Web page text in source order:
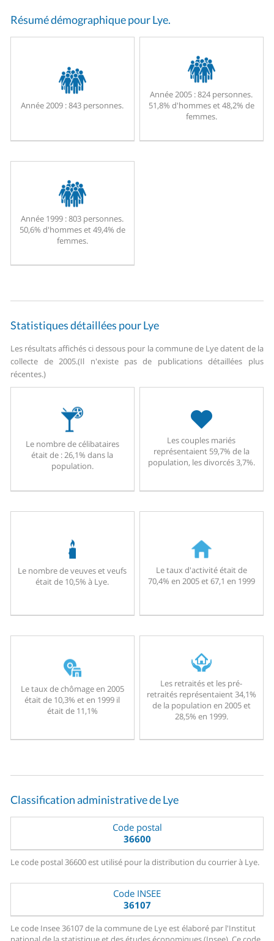
Résumé démographique pour Lye.
Année 2009 :843 personnes.
Année 2005 :824 personnes.
51,8% d'hommes et 48,2% de
femmes.
Année 1999 :803 personnes.
50,6% d'hommes et 49,4% de
femmes.
Statistiques détaillées pour Lye
Les résultats affichés ci dessous pour la commune de Lye datent de la
collecte de 2005.(Il n'existe pas de publications détaillées plus
récentes.)
Le nombre de célibataires
était de : 26,1% dans la
population.
Les couples mariés
représentaient 59,7% de la
population, les divorcés 3,7%.
Le nombre de veuves et veufs
était de 10,5% à Lye.
Le taux d'activité était de
70,4% en 2005 et 67,1 en 1999
Le taux de chômage en 2005
était de 10,3% et en 1999 il
était de 11,1%
Les retraités et les pré-
retraités représentaient 34,1%
de la population en 2005 et
28,5% en 1999.
Classification administrative de Lye
Code postal
36600
Le code postal 36600 est utilisé pour la distribution du courrier à Lye.
Code INSEE
36107
Le code Insee 36107 de la commune de Lye est élaboré par l'Institut